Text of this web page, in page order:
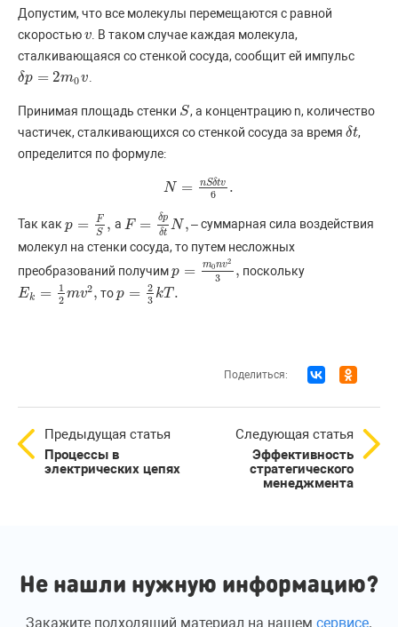
Допустим, что все молекулы перемещаются с равной
скоростьюv
v. В таком случае каждая молекула,
сталкивающаяся со стенкой сосуда, сообщит ей импульс
δp = 2m0v
δp=2m0v .
Принимая площадь стенки S
S , а концентрацию n, количество
частичек, сталкивающихся со стенкой сосуда за время δt
δt,
определится по формуле:
N = nSδtv
6 .
N= nS δtv6.
Так как p =
F
S ,
p=FS , а F = δp
δt
N,
F= δp δtN,
– суммарная сила воздействия
молекул на стенки сосуда, то путем несложных
преобразований получимp = m0nv2
3 ,
p=m 0nv23,
поскольку
Ek =
1
2 mv2,
Ek= 12 mv2, тоp = 2
3 kT .
p=23 kT.
Поделиться:
Предыдущая статья
Процессы в
электрических цепях
Следующая статья
Эффективность
стратегического
менеджмента
Не нашли нужную информацию?
Закажите подходящий материал на нашем сервисе.